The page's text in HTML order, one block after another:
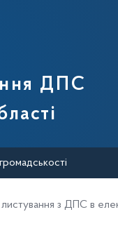
України
ДПС
листування з ДПС в